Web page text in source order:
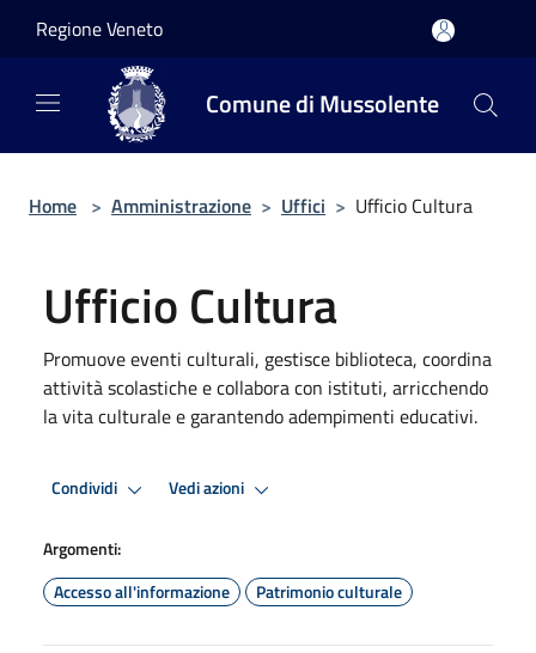
Regione Veneto
Comune di Mussolente
Home > Amministrazione > Uffici > Ufficio Cultura
Ufficio Cultura
Promuove eventi culturali, gestisce biblioteca, coordina
attività scolastiche e collabora con istituti, arricchendo
la vita culturale e garantendo adempimenti educativi.
Condividi Vedi azioni
Argomenti:
Accesso all'informazione
Patrimonio culturale